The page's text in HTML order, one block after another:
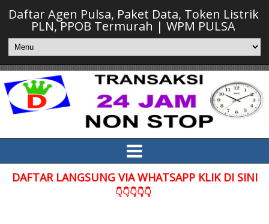
Daftar Agen Pulsa, Paket Data, Token Listrik
PLN, PPOB Termurah | WPM PULSA
DAFTAR LANGSUNG VIA WHATSAPP KLIK DI SINI
👇👇👇👇👇